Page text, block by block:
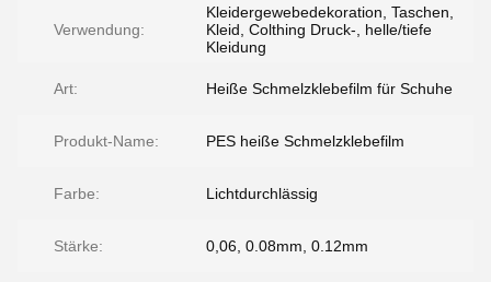
Verwendung:
Kleidergewebedekoration, Taschen,
Kleid, Colthing Druck-, helle/tiefe
Kleidung
Art: Heiße Schmelzklebefilm für Schuhe
Produkt-Name: PES heiße Schmelzklebefilm
Farbe: Lichtdurchlässig
Stärke: 0,06, 0.08mm, 0.12mm